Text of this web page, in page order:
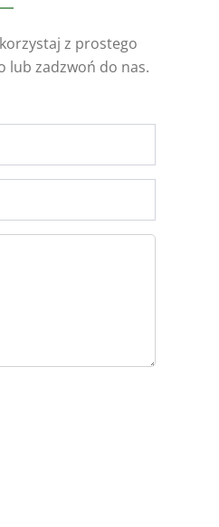
z prostego
lub zadzwoń do nas.